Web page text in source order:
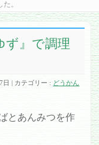
。
』で調理
日 カテゴリー : どうかん
とあんみつを作